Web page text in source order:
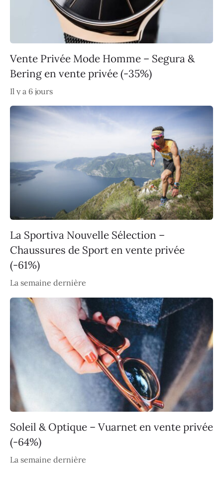
Vente Privée Mode Homme – Segura &
Bering en vente privée (-35%)
Il y a 6 jours
La Sportiva Nouvelle Sélection –
Chaussures de Sport en vente privée
(-61%)
La semaine dernière
Soleil & Optique – Vuarnet en vente privée
(-64%)
La semaine dernière